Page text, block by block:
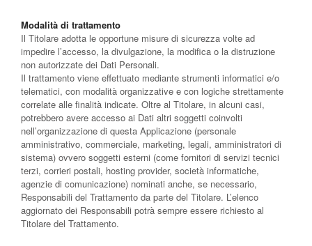
Modalità di trattamento
Il Titolare adotta le opportune misure di sicurezza volte ad
impedire l’accesso, la divulgazione, la modifica o la distruzione
non autorizzate dei Dati Personali.
Il trattamento viene effettuato mediante strumenti informatici e/o
telematici, con modalità organizzative e con logiche strettamente
correlate alle finalità indicate. Oltre al Titolare, in alcuni casi,
potrebbero avere accesso ai Dati altri soggetti coinvolti
nell’organizzazione di questa Applicazione (personale
amministrativo, commerciale, marketing, legali, amministratori di
sistema) ovvero soggetti esterni (come fornitori di servizi tecnici
terzi, corrieri postali, hosting provider, società informatiche,
agenzie di comunicazione) nominati anche, se necessario,
Responsabili del Trattamento da parte del Titolare. L’elenco
aggiornato dei Responsabili potrà sempre essere richiesto al
Titolare del Trattamento.